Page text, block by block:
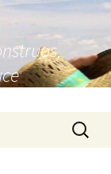
Buscar: